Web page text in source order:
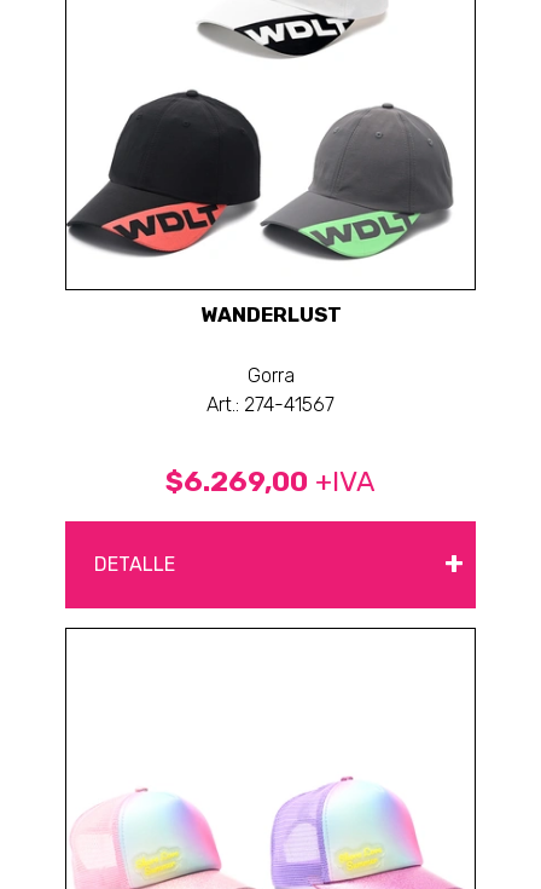
WANDERLUST
Gorra
Art.: 274-41567
$6.269,00 +IVA
DETALLE +